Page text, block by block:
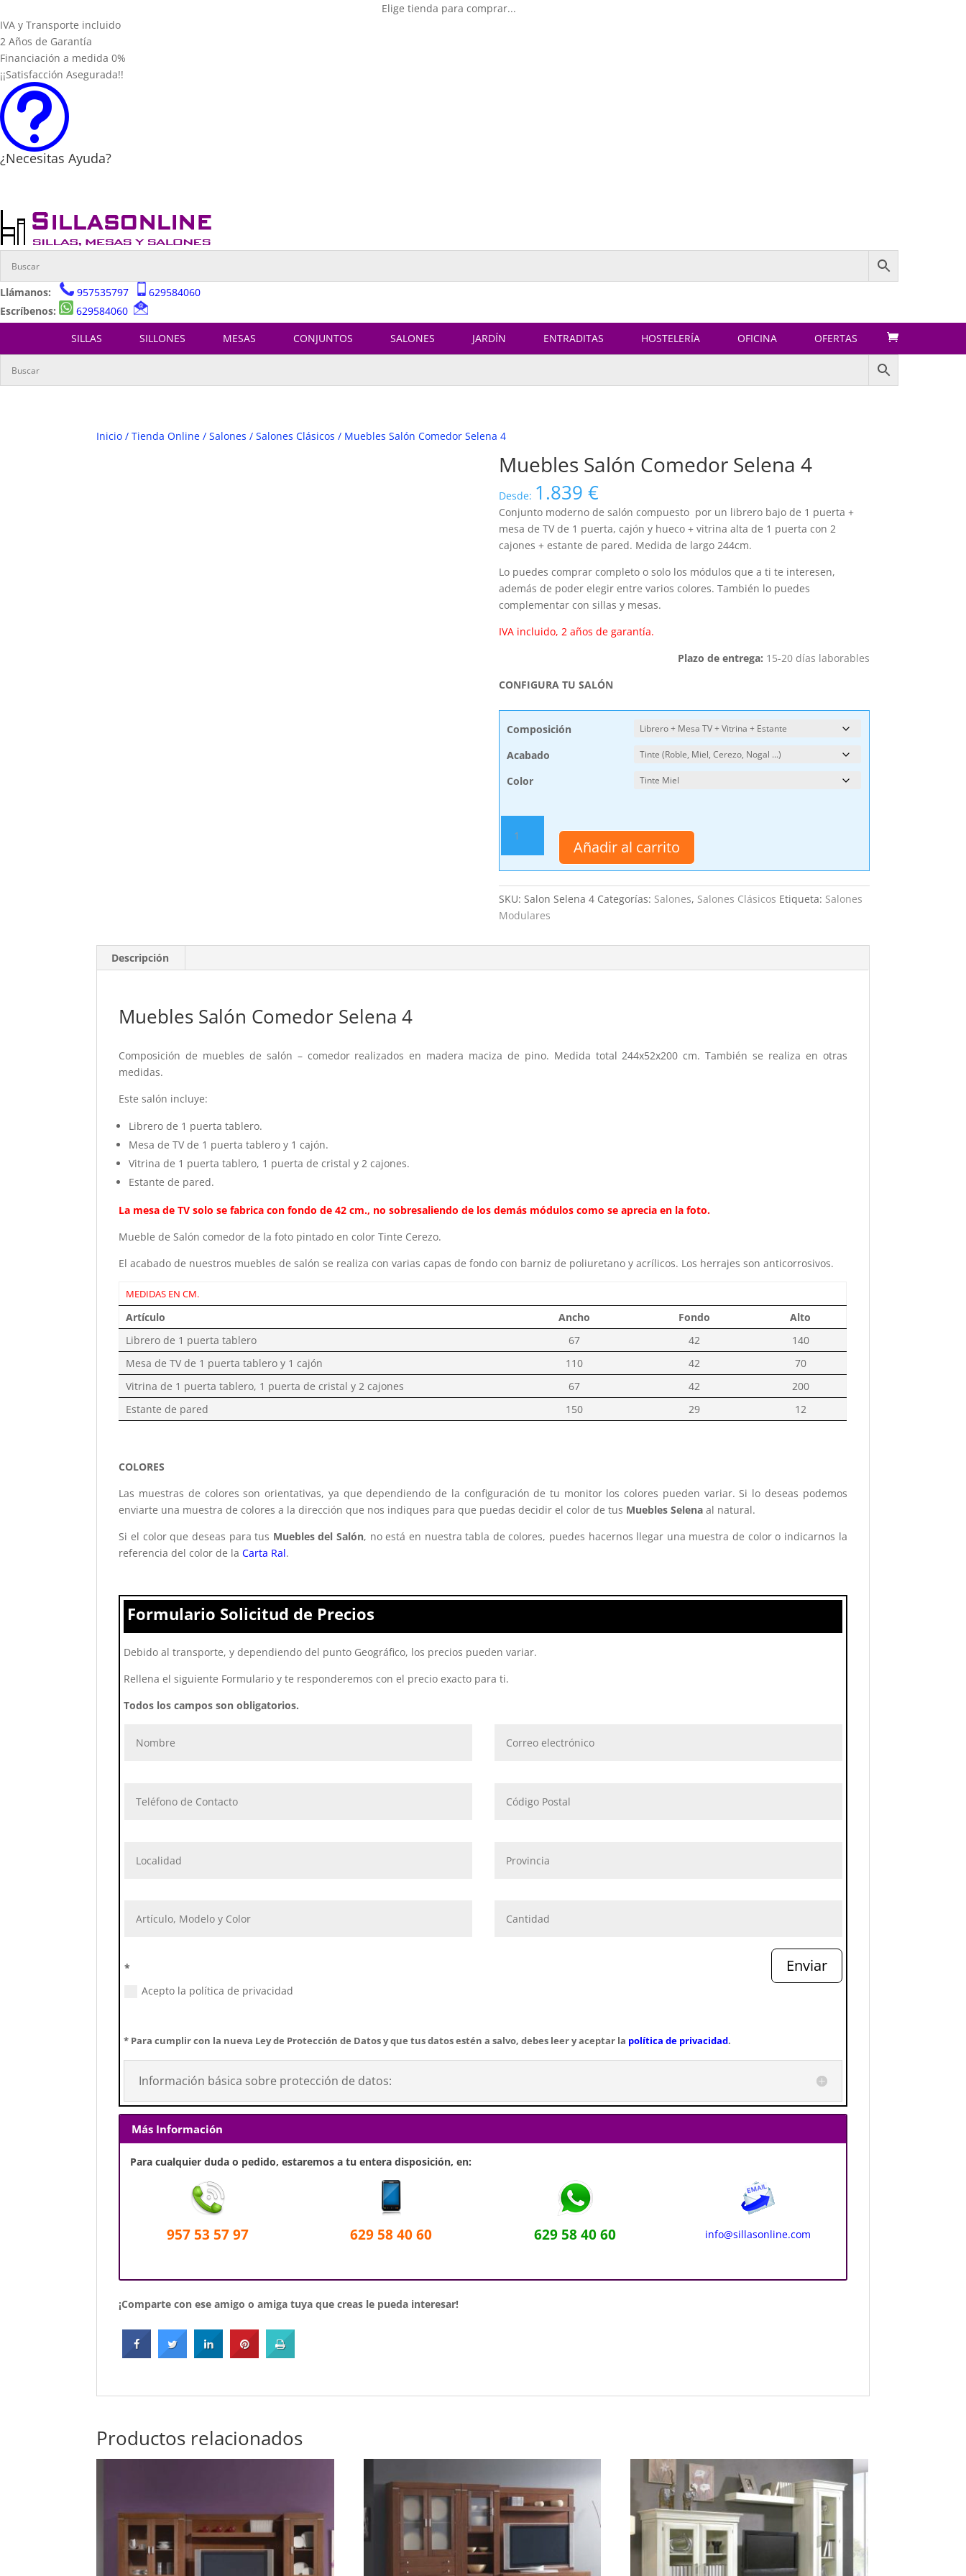
Elige tienda para comprar...
IVA y Transporte incluido
2 Años de Garantía
Financiación a medida 0%
¡¡Satisfacción Asegurada!!
t
¿Necesitas Ayuda?
Llámanos: 957535797
629584060
Escríbenos:
629584060
SILLAS SILLONES MESAS CONJUNTOS SALONES JARDÍN ENTRADITAS HOSTELERÍA OFICINA OFERTAS
Inicio /Tienda Online /Salones /Salones Clásicos / Muebles Salón Comedor Selena 4
Muebles Salón Comedor Selena 4
Desde: 1.839 €
Conjunto moderno de salón compuesto por un librero bajo de 1 puerta +
mesa de TV de 1 puerta, cajón y hueco + vitrina alta de 1 puerta con 2
cajones + estante de pared. Medida de largo 244cm.
Lo puedes comprar completo o solo los módulos que a ti te interesen,
además de poder elegir entre varios colores. También lo puedes
complementar con sillas y mesas.
IVA incluido, 2 años de garantía.
Plazo de entrega: 15-20 días laborables
CONFIGURA TU SALÓN
Composición
Acabado
Color
Salón
Comedor
Selena
4
cantidad
Añadir al carrito
SKU: Salon Selena 4 Categorías: Salones, Salones Clásicos Etiqueta: Salones
Modulares
Descripción
Muebles Salón Comedor Selena 4
Composición de muebles de salón – comedor realizados en madera maciza de pino. Medida total 244x52x200 cm. También se realiza en otras
medidas.
Este salón incluye:
Librero de 1 puerta tablero.
Mesa de TV de 1 puerta tablero y 1 cajón.
Vitrina de 1 puerta tablero, 1 puerta de cristal y 2 cajones.
Estante de pared.
La mesa de TV solo se fabrica con fondo de 42 cm., no sobresaliendo de losdemás módulos como se aprecia en la foto.
Mueble de Salón comedor de la foto pintado en color Tinte Cerezo.
El acabado de nuestros muebles de salón se realiza con varias capas de fondo con barniz de poliuretano y acrílicos. Los herrajes son anticorrosivos.
MEDIDAS EN CM.
Artículo Ancho Fondo
Alto
Librero de 1 puerta tablero
67 42
140
Mesa de TV de 1 puerta tablero y 1 cajón
110 42
70
Vitrina de 1 puerta tablero, 1 puerta de cristal y 2 cajones
67 42
200
Estante de pared
150 29 12
COLORES
Las muestras de colores son orientativas, ya que dependiendo de la configuración de tu monitor los colores pueden variar. Si lo deseas podemos
enviarte una muestra de colores a la dirección que nos indiques para que puedas decidir el color de tus Muebles Selenaal natural.
Si el color que deseas para tus Muebles del Salón, no está en nuestra tabla de colores, puedes hacernos llegar una muestra de color o indicarnos la
referencia del color de laCarta Ral.
Formulario Solicitud de Precios
Debido al transporte, y dependiendo del punto Geográfico, los precios pueden variar.
Rellena el siguiente Formulario y te responderemos con el precio exacto para ti.
Todos los campos son obligatorios.
*
Acepto la política de privacidad
Enviar
* Para cumplir con la nueva Ley de Protección de Datos y que tus datos estén a salvo, debes leer y aceptar la política de privacidad.
Información básica sobre protección de datos:
Más Información
Para cualquier duda o pedido, estaremos a tu entera disposición, en:
957 53 57 97 629 58 40 60 629 58 40 60 info@sillasonline.com
¡Comparte con ese amigo o amiga tuya que creas le pueda interesar!
Productos relacionados